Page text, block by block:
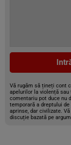
Vă rugăm să țineți cont
apelurilor la violență sau
comentariu pot duce nu
temporară a dreptului
aprinse, dar civilizate.
discuție bazată pe